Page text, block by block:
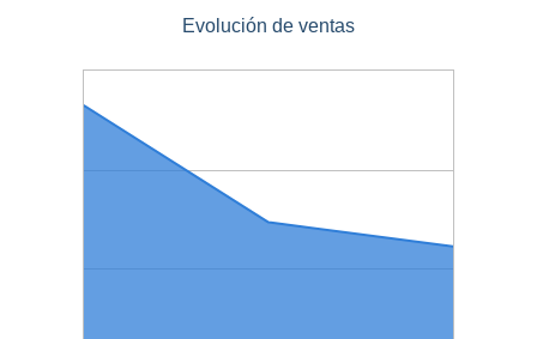
Evolución de ventas